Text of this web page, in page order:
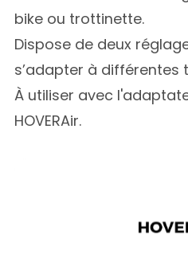
bike ou trottinette.
Dispose de deux
s’adapter à différentes
À utiliser avec
HOVERAir.